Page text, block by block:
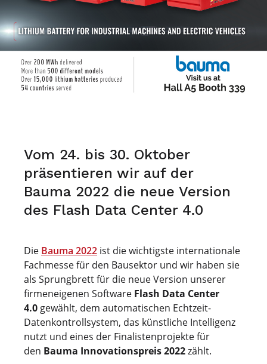
Vom 24. bis 30. Oktober
präsentieren wir auf der
Bauma 2022 die neue Version
des Flash Data Center 4.0
Die Bauma 2022 ist die wichtigste internationale
Fachmesse für den Bausektor und wir haben sie
als Sprungbrett für die neue Version unserer
firmeneigenen Software Flash Data Center
4.0 gewählt, dem automatischen Echtzeit-
Datenkontrollsystem, das künstliche Intelligenz
nutzt und eines der Finalistenprojekte für
den Bauma Innovationspreis 2022zählt.